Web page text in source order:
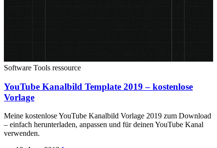
Software Tools ressource
YouTube Kanalbild Template 2019 – kostenlose
Vorlage
Meine kostenlose YouTube Kanalbild Vorlage 2019 zum Download
– einfach herunterladen, anpassen und für deinen YouTube Kanal
verwenden.